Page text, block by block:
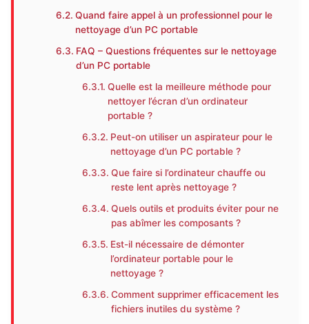
Quand faire appel à un professionnel pour le
nettoyage d’un PC portable
FAQ – Questions fréquentes sur le nettoyage
d’un PC portable
Quelle est la meilleure méthode pour
nettoyer l’écran d’un ordinateur
portable ?
Peut-on utiliser un aspirateur pour le
nettoyage d’un PC portable ?
Que faire si l’ordinateur chauffe ou
reste lent après nettoyage ?
Quels outils et produits éviter pour ne
pas abîmer les composants ?
Est-il nécessaire de démonter
l’ordinateur portable pour le
nettoyage ?
Comment supprimer efficacement les
fichiers inutiles du système ?